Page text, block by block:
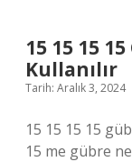
15 15 15
Kullanılır
Tarih: Aralık 3, 2024
15 15 15 15
15 me gübre